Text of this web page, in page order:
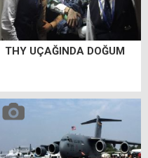
THY UÇAĞINDA DOĞUM